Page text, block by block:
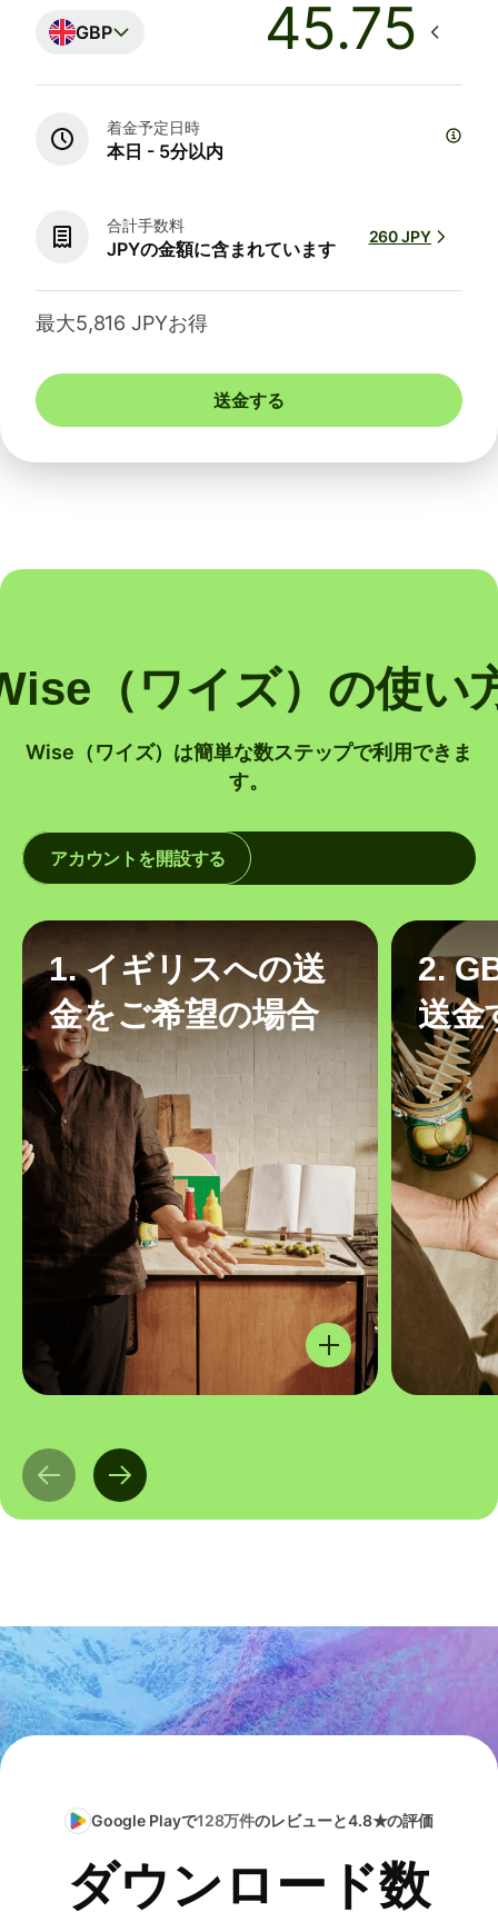
GBP
着金予定日時
本日 - 5分以内
合計手数料
JPYの金額に含まれています
260 JPY
最大5,816 JPYお得
送金する
（ワイズ）の使い
Wise（ワイズ）は簡単な数ステップで利用できま
す。
アカウントを開設する
1. イギリスへの送
金をご希望の場合
2.
送金
Google Playで128万件のレビューと4.8★の評価
ダウンロード数